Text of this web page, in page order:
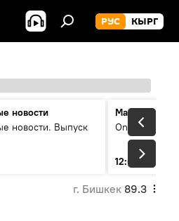
РУС КЫРГ
новости
новости. Выпуск
On air
12:05
г. Бишкек 89.3